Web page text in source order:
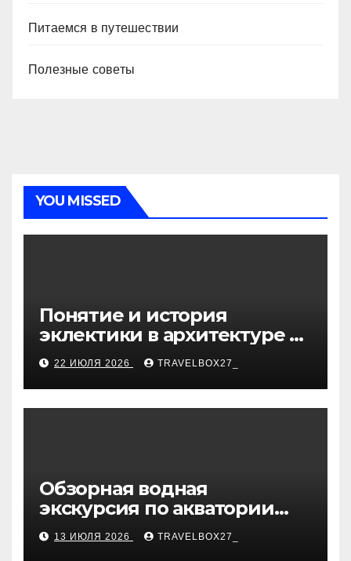
Питаемся в путешествии
Полезные советы
YOU MISSED
Понятие и история
эклектики в архитектуре и
дизайне интерьеров
22 ИЮЛЯ 2026 TRAVELBOX27_
Обзорная водная
экскурсия по акватории
бухты Песчаная
13 ИЮЛЯ 2026 TRAVELBOX27_